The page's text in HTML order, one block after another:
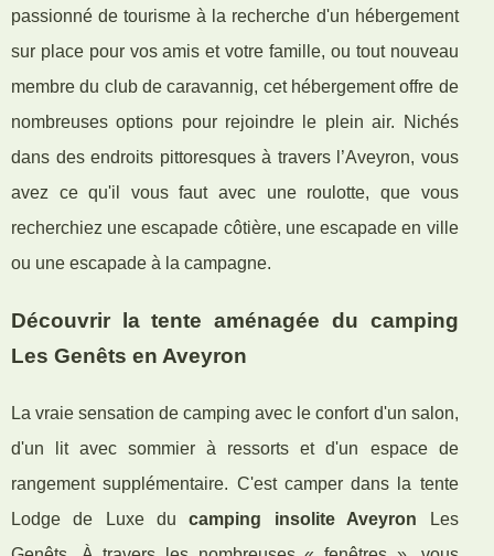
passionné de tourisme à la recherche d'un hébergement
sur place pour vos amis et votre famille, ou tout nouveau
membre du club de caravannig, cet hébergement offre de
nombreuses options pour rejoindre le plein air. Nichés
dans des endroits pittoresques à travers l’Aveyron, vous
avez ce qu'il vous faut avec une roulotte, que vous
recherchiez une escapade côtière, une escapade en ville
ou une escapade à la campagne.
Découvrir la tente aménagée du camping
Les Genêts en Aveyron
La vraie sensation de camping avec le confort d'un salon,
d'un lit avec sommier à ressorts et d'un espace de
rangement supplémentaire. C'est camper dans la tente
Lodge de Luxe ducamping insolite Aveyron Les